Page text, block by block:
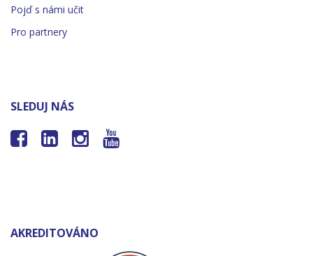
Pojď s námi učit
Pro partnery
SLEDUJ NÁS
   
AKREDITOVÁNO